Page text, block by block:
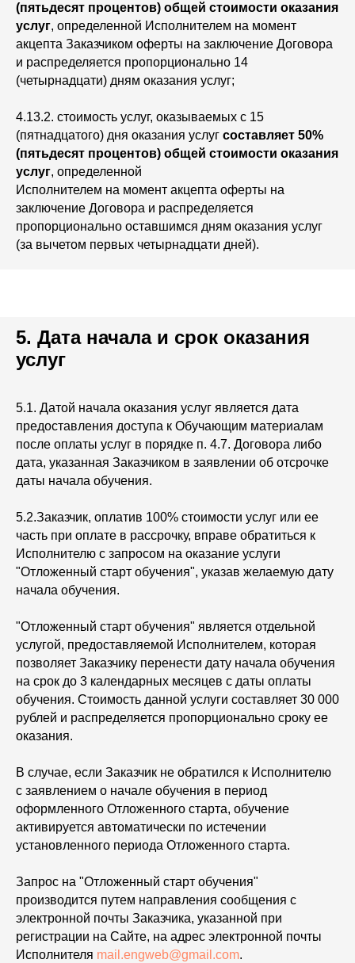
(пятьдесят процентов) общей стоимости оказания
услуг, определенной Исполнителем на момент
акцепта Заказчиком оферты на заключение Договора
и распределяется пропорционально 14
(четырнадцати) дням оказания услуг;
4.13.2. стоимость услуг, оказываемых с 15
(пятнадцатого) дня оказания услуг составляет 50%
(пятьдесят процентов) общей стоимости оказания
услуг, определенной
Исполнителем на момент акцепта оферты на
заключение Договора и распределяется
пропорционально оставшимся дням оказания услуг
(за вычетом первых четырнадцати дней).
5. Дата начала и срок оказания
услуг
5.1. Датой начала оказания услуг является дата
предоставления доступа к Обучающим материалам
после оплаты услуг в порядке п. 4.7. Договора либо
дата, указанная Заказчиком в заявлении об отсрочке
даты начала обучения.
5.2.Заказчик, оплатив 100% стоимости услуг или ее
часть при оплате в рассрочку, вправе обратиться к
Исполнителю с запросом на оказание услуги
"Отложенный старт обучения", указав желаемую дату
начала обучения.
"Отложенный старт обучения" является отдельной
услугой, предоставляемой Исполнителем, которая
позволяет Заказчику перенести дату начала обучения
на срок до 3 календарных месяцев с даты оплаты
обучения. Стоимость данной услуги составляет 30 000
рублей и распределяется пропорционально сроку ее
оказания.
В случае, если Заказчик не обратился к Исполнителю
с заявлением о начале обучения в период
оформленного Отложенного старта, обучение
активируется автоматически по истечении
установленного периода Отложенного старта.
Запрос на "Отложенный старт обучения"
производится путем направления сообщения с
электронной почты Заказчика, указанной при
регистрации на Сайте, на адрес электронной почты
Исполнителя mail.engweb@gmail.com.